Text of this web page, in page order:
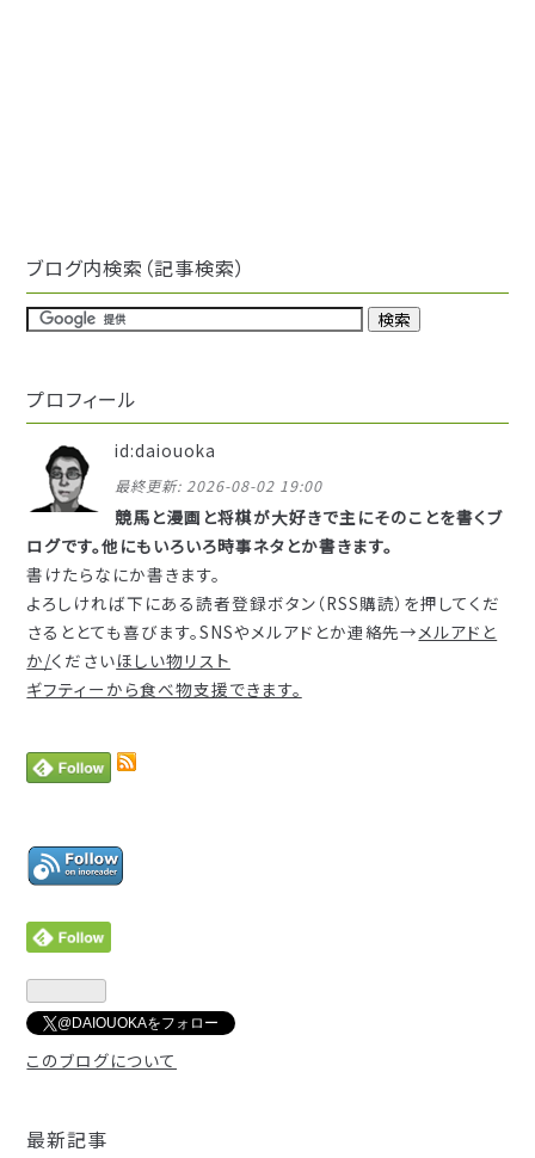
ブログ内検索（記事検索）
プロフィール
id:daiouoka
最終更新:2026-08-02 19:00
競馬と漫画と将棋が大好きで主にそのことを書くブ
ログです。他にもいろいろ時事ネタとか書きます。
書けたらなにか書きます。
よろしければ下にある読者登録ボタン（RSS購読）を押してくだ
さるととても喜びます。SNSやメルアドとか連絡先→メルアドと
か/くださいほしい物リスト
ギフティーから食べ物支援できます。
@DAIOUOKAをフォロー
このブログについて
最新記事